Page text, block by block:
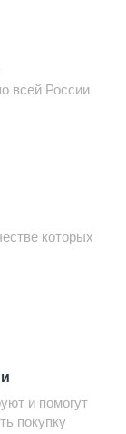
всей России
которых
и помогут
покупку